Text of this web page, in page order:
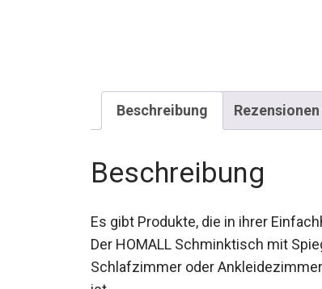
Beschreibung
Beschreibung
Es gibt Produkte, die in ihrer
Der HOMALL Schminktisch mit
Schlafzimmer oder